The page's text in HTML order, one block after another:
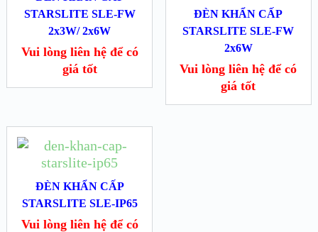
STARSLITE SLE-FW
2x3W/ 2x6W
Vui lòng liên hệ để có
giá tốt
ĐÈN KHẨN CẤP
STARSLITE SLE-FW
2x6W
Vui lòng liên hệ để có
giá tốt
ĐÈN KHẨN CẤP
STARSLITE SLE-IP65
Vui lòng liên hệ để có